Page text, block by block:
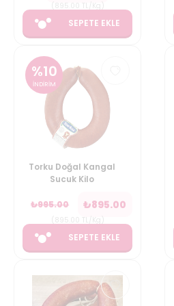
SEPETE EKLE
%10
İNDİRİM
Torku Doğal Kangal
Sucuk Kilo
₺995.00 ₺895.00
SEPETE EKLE